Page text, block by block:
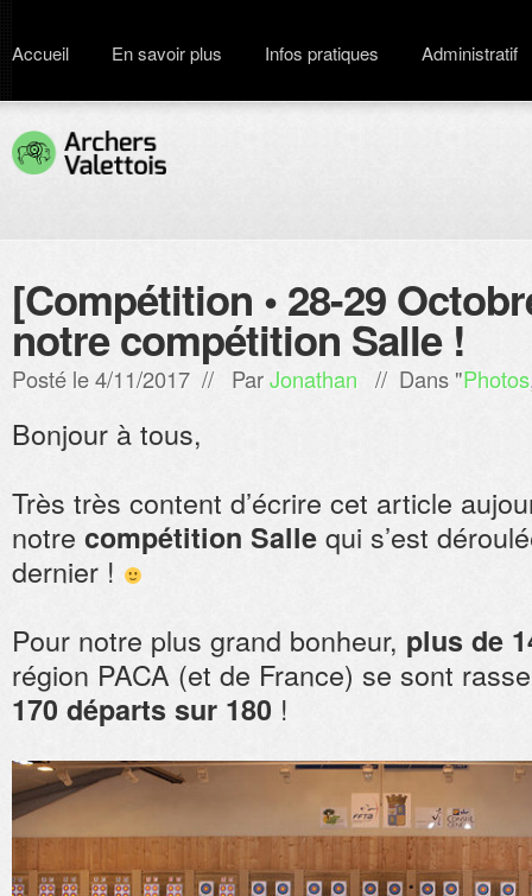
Accueil En savoir plus Infos pratiques Administratif
[Compétition • 28-29
notre compétition Salle !
Posté le 4/11/2017 // ParJonathan // Dans "Photos
Bonjour à tous,
Très très content d’écrire cet article
notre compétition Salle qui s’est
dernier !
Pour notre plus grand bonheur, plus de
région PACA (et de France) se sont
170 départs sur 180 !